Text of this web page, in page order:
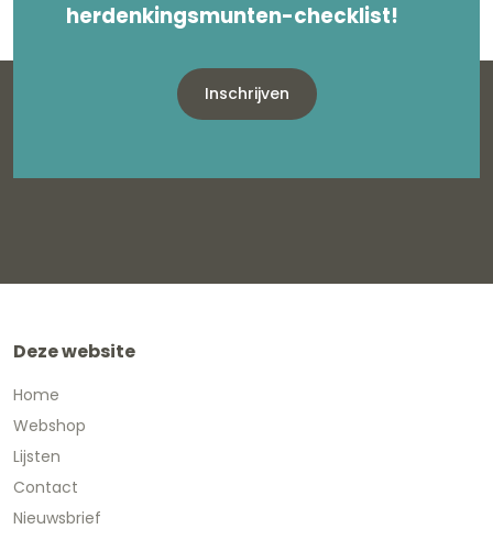
herdenkingsmunten-checklist!
Inschrijven
Deze website
Home
Webshop
Lijsten
Contact
Nieuwsbrief